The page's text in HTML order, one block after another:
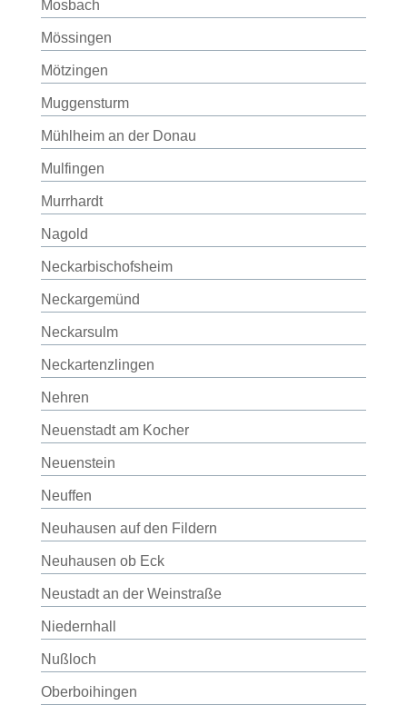
Mosbach
Mössingen
Mötzingen
Muggensturm
Mühlheim an der Donau
Mulfingen
Murrhardt
Nagold
Neckarbischofsheim
Neckargemünd
Neckarsulm
Neckartenzlingen
Nehren
Neuenstadt am Kocher
Neuenstein
Neuffen
Neuhausen auf den Fildern
Neuhausen ob Eck
Neustadt an der Weinstraße
Niedernhall
Nußloch
Oberboihingen